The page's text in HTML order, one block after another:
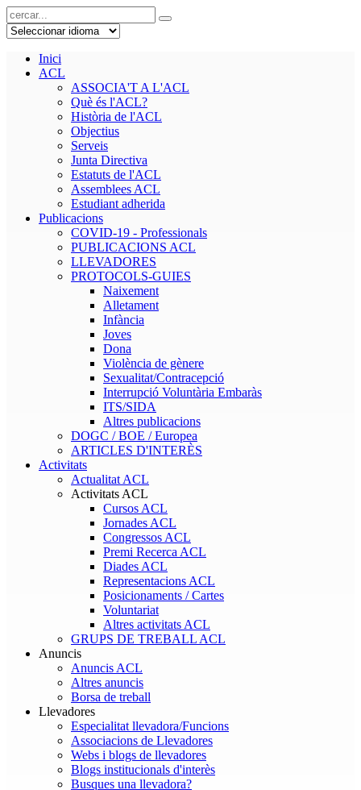
Inici
ACL
ASSOCIA'T A L'ACL
Què és l'ACL?
Història de l'ACL
Objectius
Serveis
Junta Directiva
Estatuts de l'ACL
Assemblees ACL
Estudiant adherida
Publicacions
COVID-19 - Professionals
PUBLICACIONS ACL
LLEVADORES
PROTOCOLS-GUIES
Naixement
Alletament
Infància
Joves
Dona
Violència de gènere
Sexualitat/Contracepció
Interrupció Voluntària Embaràs
ITS/SIDA
Altres publicacions
DOGC / BOE / Europea
ARTICLES D'INTERÈS
Activitats
Actualitat ACL
Activitats ACL
Cursos ACL
Jornades ACL
Congressos ACL
Premi Recerca ACL
Diades ACL
Representacions ACL
Posicionaments / Cartes
Voluntariat
Altres activitats ACL
GRUPS DE TREBALL ACL
Anuncis
Anuncis ACL
Altres anuncis
Borsa de treball
Llevadores
Especialitat llevadora/Funcions
Associacions de Llevadores
Webs i blogs de llevadores
Blogs institucionals d'interès
Busques una llevadora?